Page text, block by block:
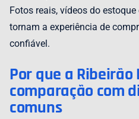
Fotos reais, vídeos do
tornam a experiência de
confiável.
Por que a
comparação com
comuns